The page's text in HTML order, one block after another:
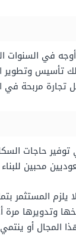
بلغ أوجه في
تأسيس وتطوير
تجارة مربحة في
توفير حاجات
محبين
يلزم المستثمر
وتدويرها مرة
المجال أو